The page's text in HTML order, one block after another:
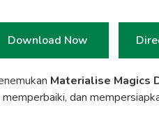
Download Now
Materialise Magics
dan